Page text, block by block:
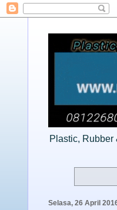
Plastic, Rubber
Selasa, 26 April